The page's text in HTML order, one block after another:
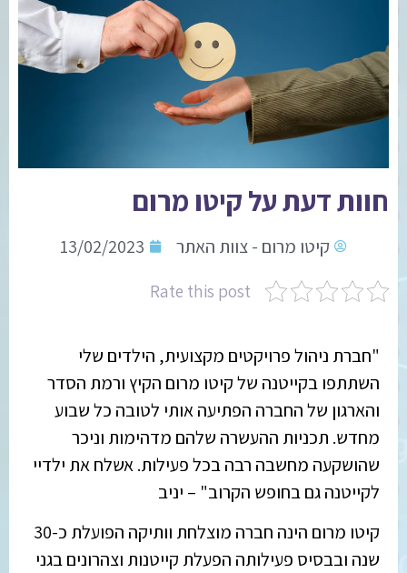
חוות דעת על קיטו מרום
קיטו מרום - צוות האתר
13/02/2023
Rate this post
"חברת ניהול פרויקטים מקצועית, הילדים שלי
השתתפו בקייטנה של קיטו מרום הקיץ ורמת הסדר
והארגון של החברה הפתיעה אותי לטובה כל שבוע
מחדש. תכניות ההעשרה שלהם מדהימות וניכר
שהושקעה מחשבה רבה בכל פעילות. אשלח את ילדיי
לקייטנה גם בחופש הקרוב" – יניב
קיטו מרום הינה חברה מוצלחת וותיקה הפועלת כ-30
שנה ובבסיס פעילותה הפעלת קייטנות וצהרונים בגני